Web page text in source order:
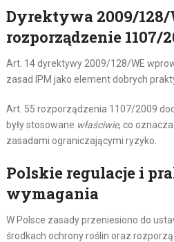
Dyrektywa 2009/128/
rozporządzenie 1107/
Art. 14 dyrektywy 2009/128/WE
zasad IPM jako element dobrych
Art. 55 rozporządzenia 1107/2009
były stosowane właściwie, co
zasadami ograniczającymi ryzyko.
Polskie regulacje i
wymagania
W Polsce zasady przeniesiono do
środkach ochrony roślin oraz